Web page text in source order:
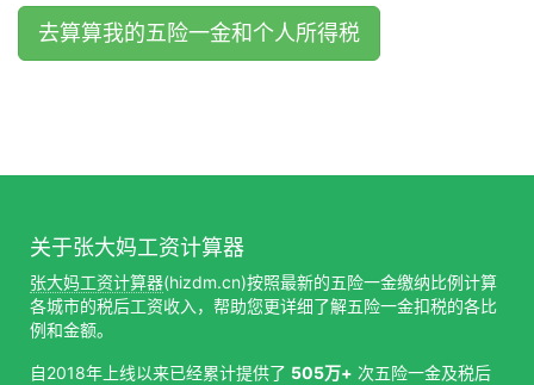
去算算我的五险一金和个人所得税
关于张大妈工资计算器
张大妈工资计算器(hizdm.cn)按照最新的五险一金缴纳比例计算
各城市的税后工资收入，帮助您更详细了解五险一金扣税的各比
例和金额。
自2018年上线以来已经累计提供了 505万+ 次五险一金及税后